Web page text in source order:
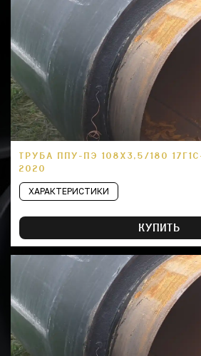
ТРУБА ППУ-ПЭ 108Х3,5/180
2020
ХАРАКТЕРИСТИКИ
КУПИТЬ